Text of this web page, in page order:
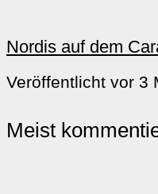
Nordis auf dem
Veröffentlicht vor 3
Meist